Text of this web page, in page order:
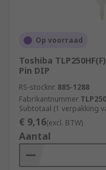
Op voorraad
Toshiba
Pin DIP
RS-stocknr. 885-1288
Fabrikantnummer
Subtotaal (1 verpakking
€ 9,16(excl. BTW)
Aantal